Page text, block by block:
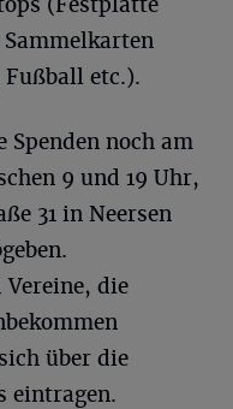
etc.).
noch am
9 und 19 Uhr,
31 in Neersen
die
über die
eintragen.